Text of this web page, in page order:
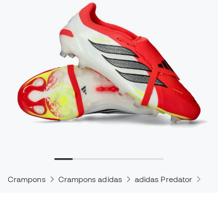
Crampons Crampons adidas adidas Predator